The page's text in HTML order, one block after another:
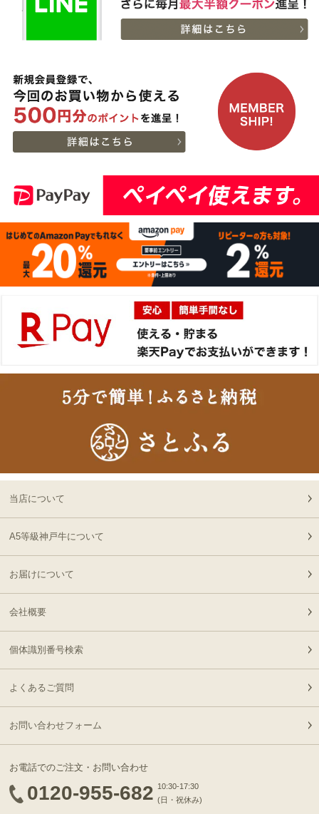
13:58:00
11
08-06
大阪府
神戸牛ギフトセット 1万
アム霜降りもも）450g
12
08-06
大阪府
出産内祝に命名札 大
切なお名前のお披露目に
（商品と一緒にご購入下
さい）
2026-
08-06
12:40:00
神奈川
神戸牛カタログギフト
14
2026-
08-06
11:40:00
東京都
神戸牛食べ比べセット 焼
肉懐石「極」◆焼肉
15
2026-
08-06
06:55:00
兵庫県
神戸牛カタログギフト
１万５千円
02:32:00
ミンチ（ひき肉 挽き肉）
400g 【冷凍発送】
17
21:56:00
東京都
A5等級 神戸牛 もも ブロ
ック 500g
2026-
08-05
21:19:00
大阪府
ト ８千円
2026-
08-05
21:10:00
愛知県
[ギフト] A5等級神戸牛
プレミアム霜降りロース
2026-
神戸牛カタログギフト
21
16:59:00
22
08-05
神戸牛食べ比べセット 焼
24
14:50:00
サーロインステーキ
26
2026-
08-05
大阪府
[お徳用]【最高級】神戸
牛 極上 すじ肉
当店について
A5等級神戸牛について
お届けについて
会社概要
個体識別番号検索
よくあるご質問
お問い合わせフォーム
お電話でのご注文・お問い合わせ
0120-955-682 10:30-17:30
(日・祝休み)